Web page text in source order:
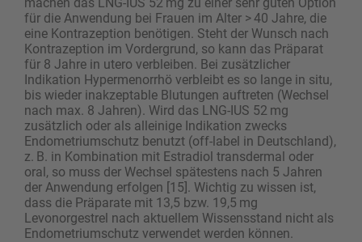
für die Anwendung bei Frauen im Alter > 40 Jahre, die
eine Kontrazeption benötigen. Steht der Wunsch nach
Kontrazeption im Vordergrund, so kann das Präparat
für 8 Jahre in utero verbleiben. Bei zusätzlicher
Indikation Hypermenorrhö verbleibt es so lange in situ,
bis wieder inakzeptable Blutungen auftreten (Wechsel
nach max. 8 Jahren). Wird das LNG-IUS 52 mg
zusätzlich oder als alleinige Indikation zwecks
Endometriumschutz benutzt (off-label in Deutschland),
z. B. in Kombination mit Estradiol transdermal oder
oral, so muss der Wechsel spätestens nach 5 Jahren
der Anwendung erfolgen [15]. Wichtig zu wissen ist,
dass die Präparate mit 13,5 bzw. 19,5 mg
Levonorgestrel nach aktuellem Wissensstand nicht als
Endometriumschutz verwendet werden können.